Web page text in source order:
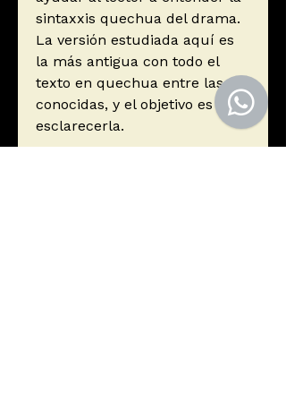
sintaxxis quechua del drama.
La versión estudiada aquí es
la más antigua con todo el
texto en quechua entre las
conocidas, y el objetivo es
esclarecerla.